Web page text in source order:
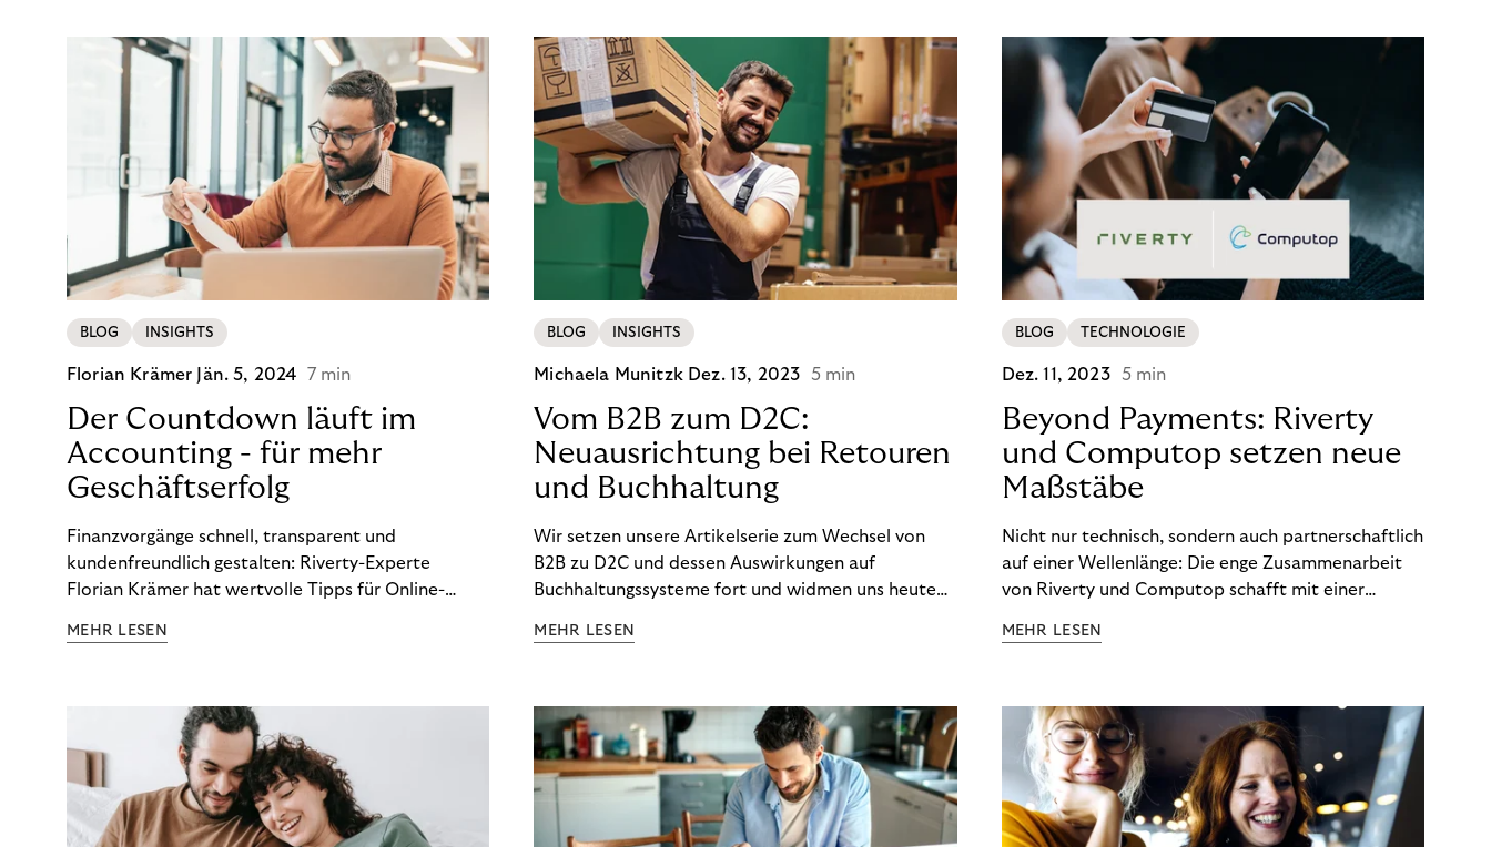
(DSGVO) – geraten viele Unternehmen an die
Grenzen traditioneller Compliance-Mechanismen.
BLOG INSIGHTS
Florian Krämer Jän. 5, 2024 7 min
Der Countdown läuft im
Accounting - für mehr
Geschäftserfolg
Finanzvorgänge schnell, transparent und
kundenfreundlich gestalten: Riverty-Experte
Florian Krämer hat wertvolle Tipps für Online-
möchten.
MEHR LESEN
BLOG INSIGHTS
Michaela Munitzk Dez. 13, 2023 5 min
Vom B2B zum D2C:
Neuausrichtung bei Retouren
und Buchhaltung
Wir setzen unsere Artikelserie zum Wechsel von
B2B zu D2C und dessen Auswirkungen auf
Buchhaltungssysteme fort und widmen uns heute
im D2C-Bereich.
MEHR LESEN
BLOG TECHNOLOGIE
Dez. 11, 2023 5 min
Beyond Payments: Riverty
und Computop setzen neue
Maßstäbe
Nicht nur technisch, sondern auch partnerschaftlich
auf einer Wellenlänge: Die enge Zusammenarbeit
von Riverty und Computop schafft mit einer
Zahlungsabwicklung echte Mehrwerte für Händler.
MEHR LESEN